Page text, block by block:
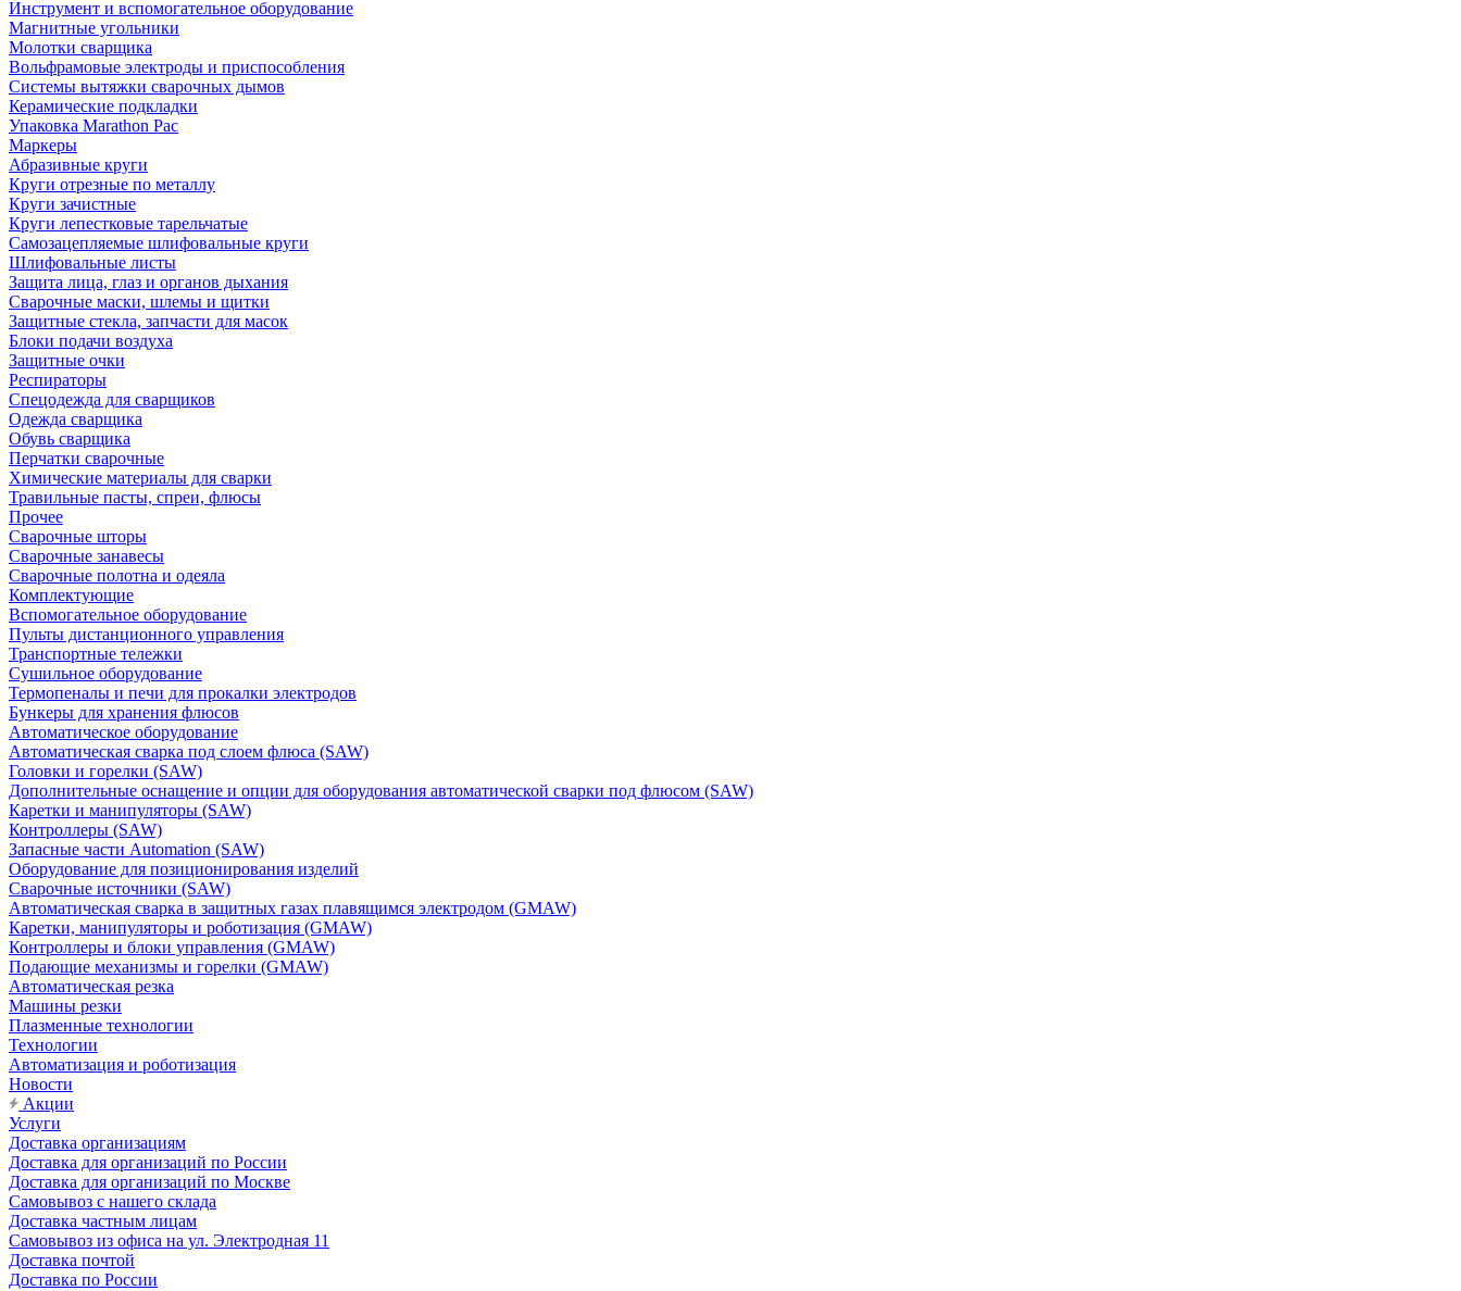
Инструмент и вспомогательное оборудование
Магнитные угольники
Молотки сварщика
Вольфрамовые электроды и приспособления
Системы вытяжки сварочных дымов
Керамические подкладки
Упаковка Marathon Pac
Маркеры
Абразивные круги
Круги отрезные по металлу
Круги зачистные
Круги лепестковые тарельчатые
Самозацепляемые шлифовальные круги
Шлифовальные листы
Защита лица, глаз и органов дыхания
Сварочные маски, шлемы и щитки
Защитные стекла, запчасти для масок
Блоки подачи воздуха
Защитные очки
Респираторы
Спецодежда для сварщиков
Одежда сварщика
Обувь сварщика
Перчатки сварочные
Химические материалы для сварки
Травильные пасты, спреи, флюсы
Прочее
Сварочные шторы
Сварочные занавесы
Сварочные полотна и одеяла
Комплектующие
Вспомогательное оборудование
Пульты дистанционного управления
Транспортные тележки
Сушильное оборудование
Термопеналы и печи для прокалки электродов
Бункеры для хранения флюсов
Автоматическое оборудование
Автоматическая сварка под слоем флюса (SAW)
Головки и горелки (SAW)
Дополнительные оснащение и опции для оборудования автоматической сварки под флюсом (SAW)
Каретки и манипуляторы (SAW)
Контроллеры (SAW)
Запасные части Automation (SAW)
Оборудование для позиционирования изделий
Сварочные источники (SAW)
Автоматическая сварка в защитных газах плавящимся электродом (GMAW)
Каретки, манипуляторы и роботизация (GMAW)
Контроллеры и блоки управления (GMAW)
Подающие механизмы и горелки (GMAW)
Автоматическая резка
Машины резки
Плазменные технологии
Технологии
Автоматизация и роботизация
Новости
Акции
Услуги
Доставка организациям
Доставка для организаций по России
Доставка для организаций по Москве
Самовывоз с нашего склада
Доставка частным лицам
Самовывоз из офиса на ул. Электродная 11
Доставка почтой
Доставка по России